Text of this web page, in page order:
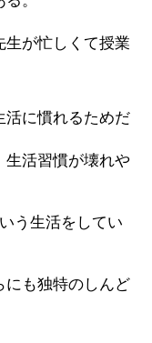
が忙しくて授業
活に慣れるためだ
活習慣が壊れや
う生活をしてい
も独特のしんど